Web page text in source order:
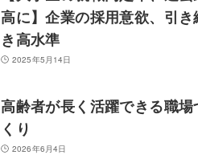
高に】企業の採用意欲、引き
き高水準
2025年5月14日
高齢者が長く活躍できる職場
くり
2026年6月4日